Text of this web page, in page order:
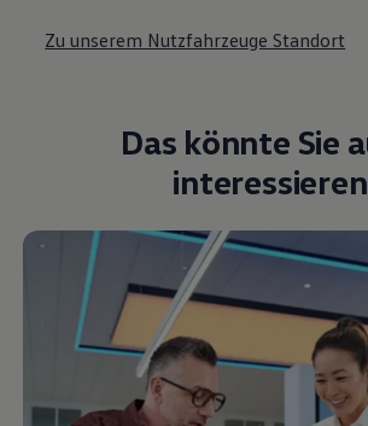
Zu unserem Nutzfahrzeuge Standort
Das könnte Sie
interessieren